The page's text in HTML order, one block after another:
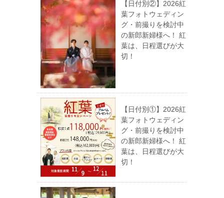
【日付別②】2026紅
葉フォトウェディン
グ・前撮りを検討中
の新郎新婦様へ！ 紅
葉は、日程選びが大
切！
【日付別①】2026紅
葉フォトウェディン
グ・前撮りを検討中
の新郎新婦様へ！ 紅
葉は、日程選びが大
切！